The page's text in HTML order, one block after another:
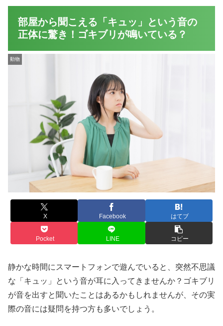
部屋から聞こえる「キュッ」という音の
正体に驚き！ゴキブリが鳴いている？
動物
X Facebook はてブ
Pocket LINE コピー
静かな時間にスマートフォンで遊んでいると、突然不思議
な「キュッ」という音が耳に入ってきませんか？ゴキブリ
が音を出すと聞いたことはあるかもしれませんが、その実
際の音には疑問を持つ方も多いでしょう。